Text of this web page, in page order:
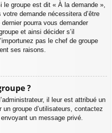
groupe est dit « À la demande »,
demande nécessitera d’être
pourra vous demander
et ainsi décider s’il
pas le chef de groupe
ses raisons.
?
il leur est attribué un
groupe d’utilisateurs, contactez
un message privé.